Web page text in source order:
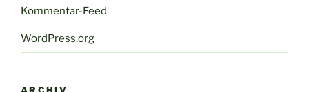
Kommentar-Feed
WordPress.org
ARCHIV